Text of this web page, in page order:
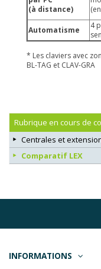
(à distance)
Automatisme
4
* Les claviers avec
BL-TAG et CLAV-GRA
Rubrique en cours de
Centrales et
Comparatif LEX
INFORMATIONS